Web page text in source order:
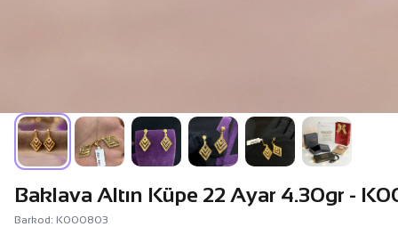
Baklava Altın Küpe 22 Ayar 4.30gr -
Barkod: K000803